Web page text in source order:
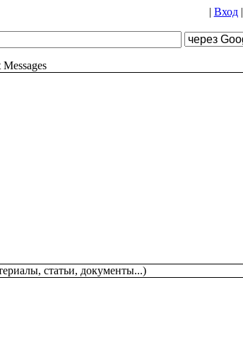
| Вход|
Messages
статьи, документы...)